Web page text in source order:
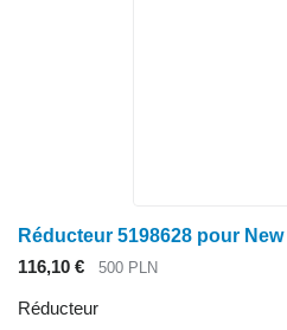
Réducteur 5198628 pour
116,10 €
500 PLN
Réducteur